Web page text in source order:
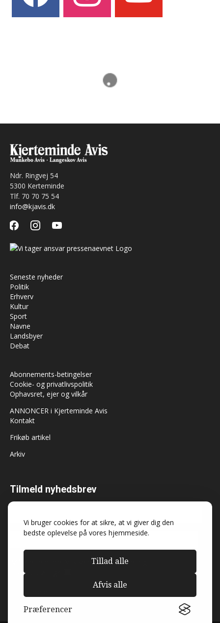
Vi bruger cookies for at sikre, at vi giver dig den
bedste oplevelse på vores hjemmeside.
Tillad alle
Afvis alle
Præferencer
Ndr. Ringvej 54
5300 Kerteminde
Tlf. 70 70 75 54
info@kjavis.dk
facebookinstagramyoutube
Seneste nyheder
Politik
Erhverv
Kultur
Sport
Navne
Landsbyer
Debat
Abonnements-betingelser
Cookie- og privatlivspolitik
Ophavsret, ejer og vilkår
ANNONCER i Kjerteminde Avis
Kontakt
Frikøb artikel
Arkiv
Tilmeld nyhedsbrev
Må Kjerteminde Avis sende dig nyheder og
markedsføring?